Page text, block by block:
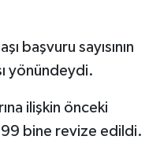
başvuru sayısının
yönündeydi.
ilişkin önceki
bine revize edildi.